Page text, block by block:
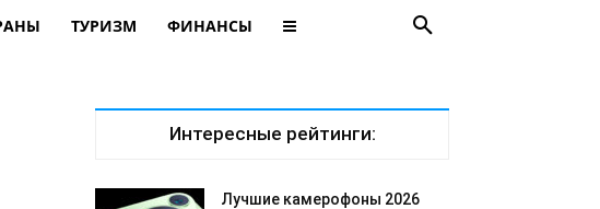
ТУРИЗМ ФИНАНСЫ
Интересные рейтинги:
Лучшие камерофоны 2026